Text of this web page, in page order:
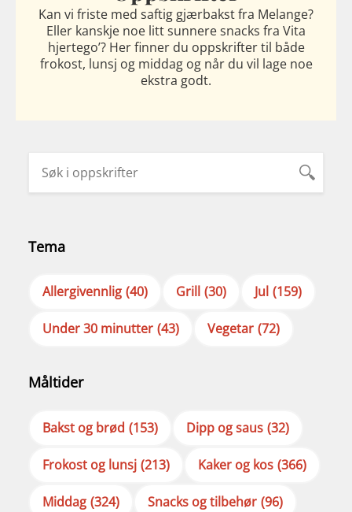
Kan vi friste med saftig gjærbakst fra Melange?
Eller kanskje noe litt sunnere snacks fra Vita
hjertego’? Her finner du oppskrifter til både
frokost, lunsj og middag og når du vil lage noe
ekstra godt.
Tema
Allergivennlig (40) Grill (30) Jul (159)
Under 30 minutter (43) Vegetar (72)
Måltider
Bakst og brød (153) Dipp og saus (32)
Frokost og lunsj (213) Kaker og kos (366)
Middag (324) Snacks og tilbehør (96)